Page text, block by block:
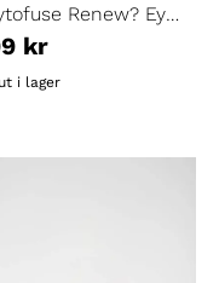
Renew? Eye
- 15 ml
kr
i lager